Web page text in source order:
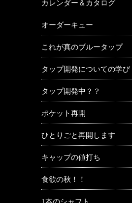
カレンダー＆カタログ
オーダーキュー
これが真のブルータップ
タップ開発についての学び
タップ開発中？？
ポケット再開
ひとりごと再開します
キャップの値打ち
食欲の秋！！
1本のシャフト